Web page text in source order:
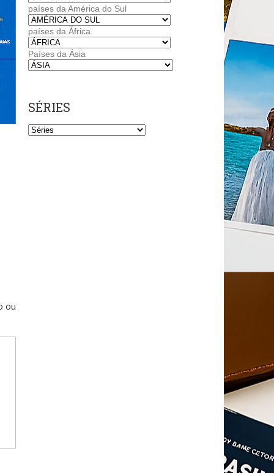
ou
países da América do Sul
países da África
Países da Ásia
SÉRIES